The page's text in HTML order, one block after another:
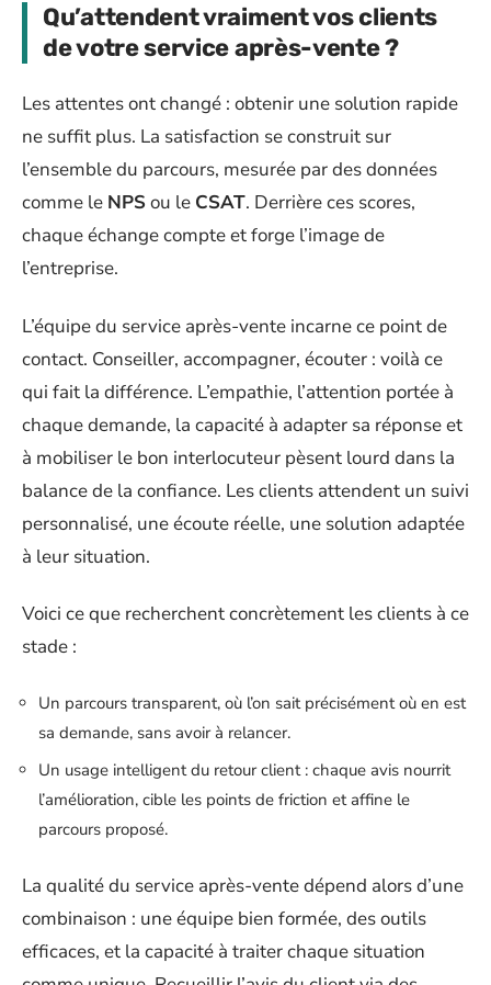
Qu’attendent vraiment vos clients
de votre service après-vente ?
Les attentes ont changé : obtenir une solution rapide
ne suffit plus. La satisfaction se construit sur
l’ensemble du parcours, mesurée par des données
comme le NPSou le CSAT. Derrière ces scores,
chaque échange compte et forge l’image de
l’entreprise.
L’équipe du service après-vente incarne ce point de
contact. Conseiller, accompagner, écouter : voilà ce
qui fait la différence. L’empathie, l’attention portée à
chaque demande, la capacité à adapter sa réponse et
à mobiliser le bon interlocuteur pèsent lourd dans la
balance de la confiance. Les clients attendent un suivi
personnalisé, une écoute réelle, une solution adaptée
à leur situation.
Voici ce que recherchent concrètement les clients à ce
stade :
Un parcours transparent, où l’on sait précisément où en est
sa demande, sans avoir à relancer.
Un usage intelligent du retour client : chaque avis nourrit
l’amélioration, cible les points de friction et affine le
parcours proposé.
La qualité du service après-vente dépend alors d’une
combinaison : une équipe bien formée, des outils
efficaces, et la capacité à traiter chaque situation